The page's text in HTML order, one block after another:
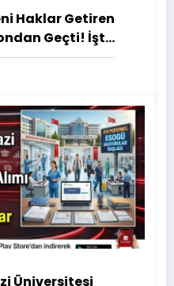
Haklar Getiren
Geçti! İşte
Üniversitesi